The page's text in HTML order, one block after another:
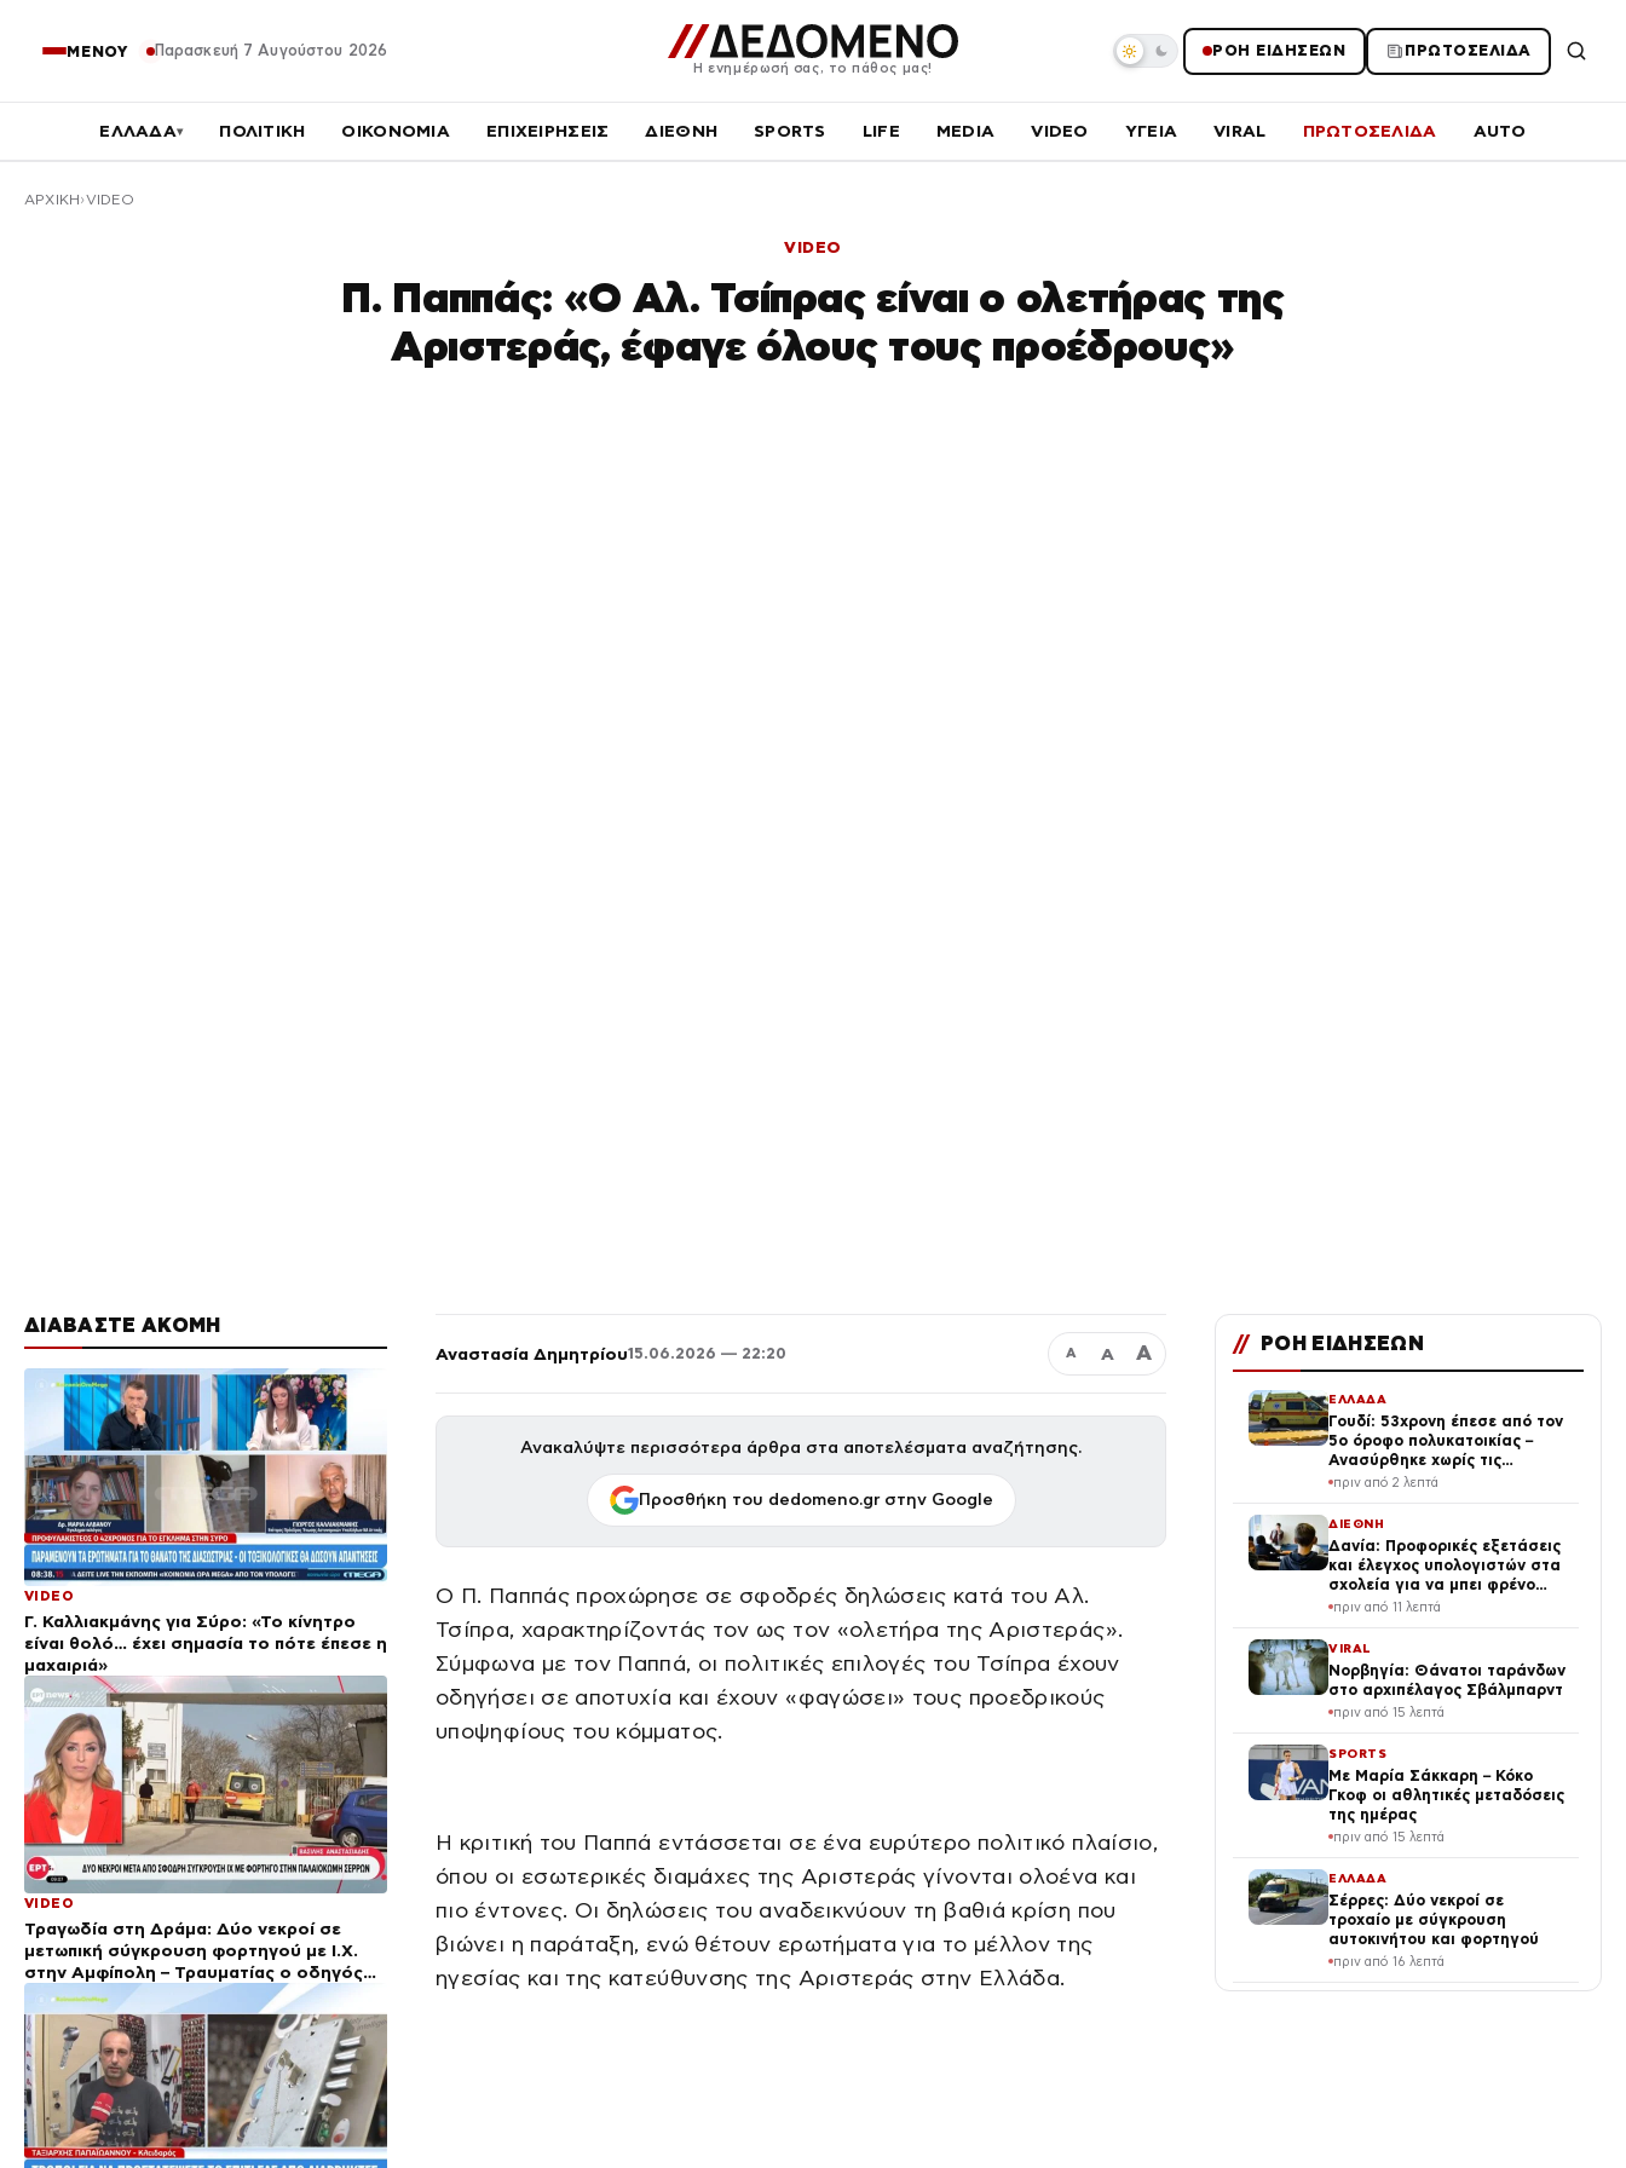
ΜΕΝΟΥ Παρασκευή 7 Αυγούστου 2026
Η ενημέρωσή σας, το πάθος μας!
ΡΟΗ ΕΙΔΗΣΕΩΝ ΠΡΩΤΟΣΕΛΙΔΑ
ΕΛΛΑΔΑ▾ ΠΟΛΙΤΙΚΗ ΟΙΚΟΝΟΜΙΑ ΕΠΙΧΕΙΡΗΣΕΙΣ ΔΙΕΘΝΗ SPORTS LIFE MEDIA VIDEO ΥΓΕΙΑ VIRAL ΠΡΩΤΟΣΕΛΙΔΑ AUTO
ΑΡΧΙΚΉ VIDEO
VIDEO
Π. Παππάς: «Ο Αλ. Τσίπρας είναι ο ολετήρας της
Αριστεράς, έφαγε όλους τους προέδρους»
ΔΙΑΒΑΣΤΕ ΑΚΟΜΗ
VIDEO
Γ. Καλλιακμάνης για Σύρο: «Το κίνητρο
είναι θολό… έχει σημασία το πότε έπεσε η
μαχαιριά»
VIDEO
Τραγωδία στη Δράμα: Δύο νεκροί σε
μετωπική σύγκρουση φορτηγού με Ι.Χ.
στην Αμφίπολη – Τραυματίας ο οδηγός
του φορτηγού
Αναστασία Δημητρίου15.06.2026 — 22:20 Α Α Α
Ανακαλύψτε περισσότερα άρθρα στα αποτελέσματα αναζήτησης.
Προσθήκη του dedomeno.gr στην Google
Ο Π. Παππάς προχώρησε σε σφοδρές δηλώσεις κατά του Αλ.
Τσίπρα, χαρακτηρίζοντάς τον ως τον «ολετήρα της Αριστεράς».
Σύμφωνα με τον Παππά, οι πολιτικές επιλογές του Τσίπρα έχουν
οδηγήσει σε αποτυχία και έχουν «φαγώσει» τους προεδρικούς
υποψηφίους του κόμματος.
Η κριτική του Παππά εντάσσεται σε ένα ευρύτερο πολιτικό πλαίσιο,
όπου οι εσωτερικές διαμάχες της Αριστεράς γίνονται ολοένα και
πιο έντονες. Οι δηλώσεις του αναδεικνύουν τη βαθιά κρίση που
βιώνει η παράταξη, ενώ θέτουν ερωτήματα για το μέλλον της
ηγεσίας και της κατεύθυνσης της Αριστεράς στην Ελλάδα.
// ΡΟΗ ΕΙΔΗΣΕΩΝ
ΕΛΛΑΔΑ
Γουδί: 53χρονη έπεσε από τον
5ο όροφο πολυκατοικίας –
Ανασύρθηκε χωρίς τις
αισθήσεις της
πριν από 2 λεπτά
ΔΙΕΘΝΗ
Δανία: Προφορικές εξετάσεις
και έλεγχος υπολογιστών στα
σχολεία για να μπει φρένο
στην αντιγραφή με Τεχνητή
πριν από 11 λεπτά
VIRAL
Νορβηγία: Θάνατοι ταράνδων
στο αρχιπέλαγος Σβάλμπαρντ
πριν από 15 λεπτά
SPORTS
Με Μαρία Σάκκαρη – Κόκο
Γκοφ οι αθλητικές μεταδόσεις
της ημέρας
πριν από 15 λεπτά
ΕΛΛΑΔΑ
Σέρρες: Δύο νεκροί σε
τροχαίο με σύγκρουση
αυτοκινήτου και φορτηγού
πριν από 16 λεπτά